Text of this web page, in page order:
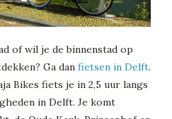
of wil je de binnenstad op
Ga dan fietsen in Delft.
Bikes fiets je in 2,5 uur langs
in Delft. Je komt